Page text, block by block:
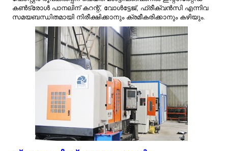
കൺട്രോൾ പാനലിന് കറന്റ്, വോൾട്ടേജ്, ഫ്രീക്വൻസി എന്നിവ
സമയബന്ധിതമായി നിരീക്ഷിക്കാനും ക്രമീകരിക്കാനും കഴിയും.